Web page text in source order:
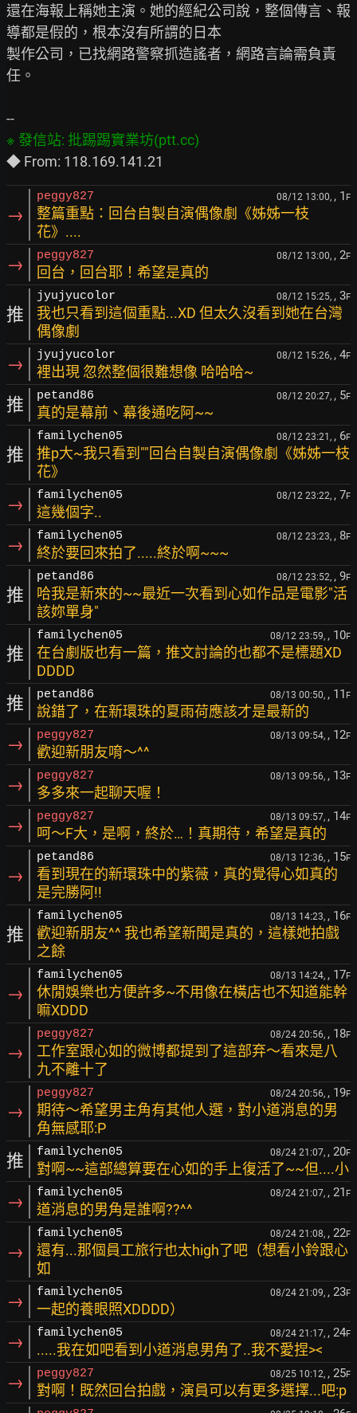
還在海報上稱她主演。她的經紀公司說，整個傳言、報
導都是假的，根本沒有所謂的日本
製作公司，已找網路警察抓造謠者，網路言論需負責
任。
→
peggy827 08/12 13:00, , 1 F
整篇重點：回台自製自演偶像劇《姊姊一枝
花》....
→ peggy827 08/12 13:00, , 2F
回台，回台耶！希望是真的
推
jyujyucolor 08/12 15:25, , 3F
我也只看到這個重點...XD 但太久沒看到她在台灣
偶像劇
→ jyujyucolor 08/12 15:26, , 4F
裡出現 忽然整個很難想像 哈哈哈~
推 petand86 08/12 20:27, , 5F
真的是幕前、幕後通吃阿~~
推
familychen05 08/12 23:21, , 6F
推p大~我只看到""回台自製自演偶像劇《姊姊一枝
花》
→ familychen05 08/12 23:22, , 7F
這幾個字..
→ familychen05 08/12 23:23, , 8F
終於要回來拍了.....終於啊~~~
推
petand86 08/12 23:52, , 9F
哈我是新來的~~最近一次看到心如作品是電影"活
該妳單身"
推
familychen05 08/12 23:59, , 10F
在台劇版也有一篇，推文討論的也都不是標題XD
DDDD
推 petand86 08/13 00:50, , 11 F
說錯了，在新環珠的夏雨荷應該才是最新的
→ peggy827 08/13 09:54, , 12F
歡迎新朋友唷～^^
→ peggy827 08/13 09:56, , 13F
多多來一起聊天喔！
→ peggy827 08/13 09:57, , 14F
呵～F大，是啊，終於…！真期待，希望是真的
→
petand86 08/13 12:36, , 15F
看到現在的新環珠中的紫薇，真的覺得心如真的
是完勝阿!!
推
familychen05 08/13 14:23, , 16F
歡迎新朋友^^ 我也希望新聞是真的，這樣她拍戲
之餘
→
familychen05 08/13 14:24, , 17F
休閒娛樂也方便許多~不用像在橫店也不知道能幹
嘛XDDD
→
peggy827 08/24 20:56, , 18F
工作室跟心如的微博都提到了這部弃～看來是八
九不離十了
→
peggy827 08/24 20:56, , 19F
期待～希望男主角有其他人選，對小道消息的男
角無感耶:P
推 familychen05 08/24 21:07, , 20F
對啊~~這部總算要在心如的手上復活了~~但....小
→ familychen05 08/24 21:07, , 21 F
道消息的男角是誰啊??^^
→
familychen05 08/24 21:08, , 22F
還有...那個員工旅行也太high了吧（想看小鈴跟心
如
→ familychen05 08/24 21:09, , 23F
一起的養眼照XDDDD）
→ familychen05 08/24 21:17, , 24F
.....我在如吧看到小道消息男角了..我不愛捏><
→ peggy827 08/25 10:12, , 25F
對啊！既然回台拍戲，演員可以有更多選擇...吧:p